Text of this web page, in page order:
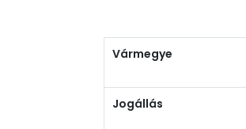
Vármegye
Jogállás